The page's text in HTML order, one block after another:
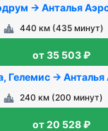
→ Анталья
440 км (435 минут)
от 35 503 ₽
Гелемис →
240 км (200 минут)
от 20 528 ₽